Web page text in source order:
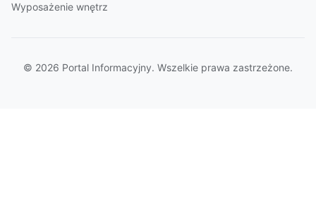
Wyposażenie wnętrz
© 2026 Portal Informacyjny. Wszelkie prawa zastrzeżone.